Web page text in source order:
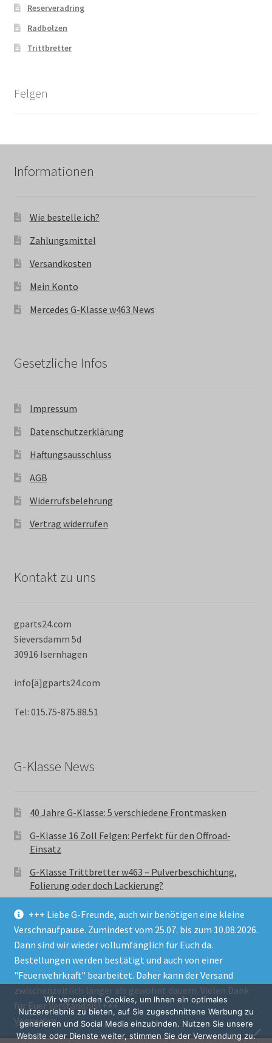
+++ Liebe G-Freunde, auch wir benötigen eine kleine
Verschnaufpause. Zumindest vom 25.07. bis zum 10.08.2026.
Dann sind wir wieder vollumfänglich für Euch da.
Bestellungen werden bestätigt und auch von einer
"Feuerwehrkraft" bearbeitet. Daher kann der Versand
zwischenzeitlich länger als gewohnt dauern. Vielen Dank
für Euer Verständnis! +++
Verwerfen
Reserveradring
Radbolzen
Trittbretter
Felgen
Informationen
Wie bestelle ich?
Zahlungsmittel
Versandkosten
Mein Konto
Mercedes G-Klasse w463 News
Gesetzliche Infos
Impressum
Datenschutzerklärung
Haftungsausschluss
AGB
Widerrufsbelehrung
Vertrag widerrufen
Kontakt zu uns
gparts24.com
Sieversdamm 5d
30916 Isernhagen
info[ä]gparts24.com
Tel: 015.75-875.88.51
G-Klasse News
40 Jahre G-Klasse: 5 verschiedene Frontmasken
G-Klasse 16 Zoll Felgen: Perfekt für den Offroad-
Einsatz
G-Klasse Trittbretter w463 – Pulverbeschichtung,
Folierung oder doch Lackierung?
© GParts24 - G-Klasse w463 Trittbretter, Felgen,
Ersatzteile & Zubebehör.
Datenschutzerklärung
Alle Preise inkl. der gesetzlichen MwSt.
Wir verwenden Cookies, um Ihnen ein optimales
Nutzererlebnis zu bieten, auf Sie zugeschnittene Werbung zu
generieren und Social Media einzubinden. Nutzen Sie unsere
Website oder Dienste weiter, stimmen Sie der Verwendung zu.